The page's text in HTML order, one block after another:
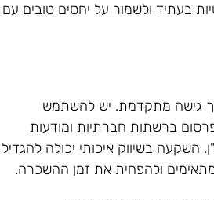
בעתיד ולשמור על יחסים טובים עם
גישה מתקדמת. יש להשתמש
ברשתות חברתיות ומודעות
בשיווק איכותי יכולה להגדיל
ולהפחית את זמן ההשכרה.